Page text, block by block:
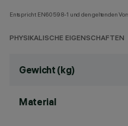
Entspricht EN60598-1 und den geltenden
PHYSIKALISCHE EIGENSCHAFTEN
Gewicht (kg)
Material